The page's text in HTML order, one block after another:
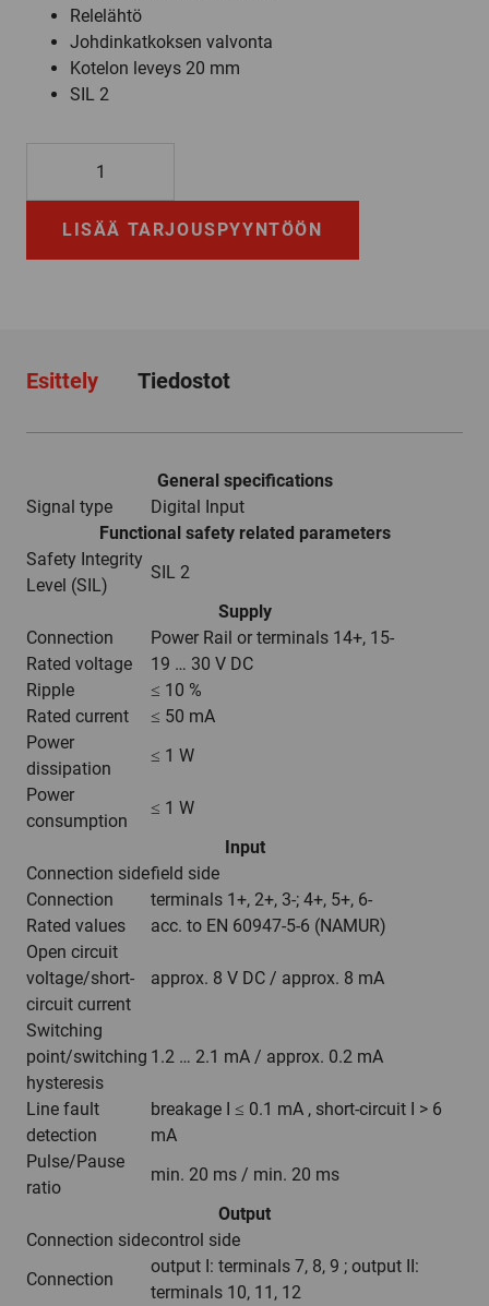
Relelähtö
Johdinkatkoksen valvonta
Kotelon leveys 20 mm
SIL 2
EX2.W
määräLISÄÄ TARJOUSPYYNTÖÖN
Esittely Tiedostot
General specifications
Signal type
Digital Input
Functional safety related parameters
Safety Integrity
Level (SIL)
SIL 2
Supply
Connection
Power Rail or terminals 14+, 15-
Rated voltage
19 … 30 V DC
Ripple
≤ 10 %
Rated current
≤ 50 mA
Power
dissipation
≤ 1 W
Power
consumption
≤ 1 W
Input
Connection sidefield side
Connection
terminals 1+, 2+, 3-; 4+, 5+, 6-
Rated values
acc. to EN 60947-5-6 (NAMUR)
Open circuit
voltage/short-
circuit current
approx. 8 V DC / approx. 8 mA
Switching
point/switching
hysteresis
1.2 … 2.1 mA / approx. 0.2 mA
Line fault
detection
breakage I ≤ 0.1 mA , short-circuit I > 6
mA
Pulse/Pause
ratio
min. 20 ms / min. 20 ms
Output
Connection sidecontrol side
Connection
output I: terminals 7, 8, 9 ; output II:
terminals 10, 11, 12